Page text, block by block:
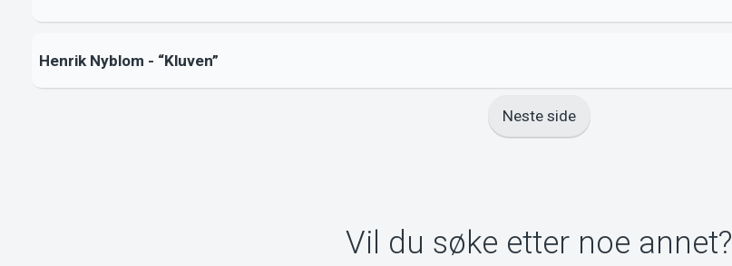
Henrik Nyblom - “Kluven”
Neste side
Vil du søke etter noe annet?